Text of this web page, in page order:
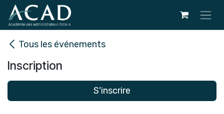
Se rendre au contenu
Tous les événements
Inscription
S'inscrire